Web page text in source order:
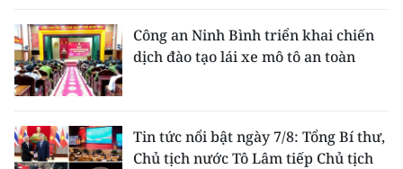
Công an Ninh Bình triển khai chiến
dịch đào tạo lái xe mô tô an toàn
Tin tức nổi bật ngày 7/8: Tổng Bí thư,
Chủ tịch nước Tô Lâm tiếp Chủ tịch